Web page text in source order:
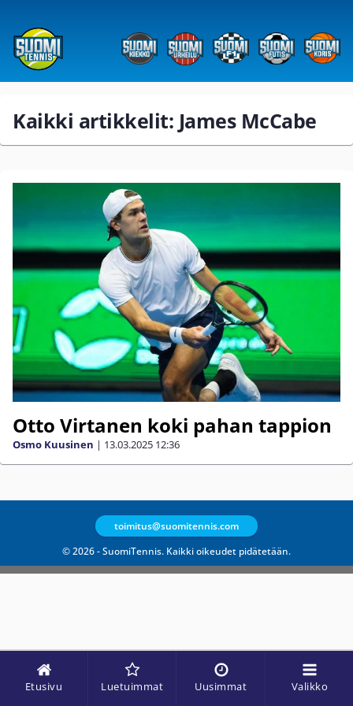
Etusivu Luetuimmat Uusimmat Valikko
Kaikki artikkelit: James McCabe
Otto Virtanen koki pahan tappion
Osmo Kuusinen | 13.03.2025 12:36
© 2026 - SuomiTennis. Kaikki oikeudet pidätetään.
toimitus@suomitennis.com